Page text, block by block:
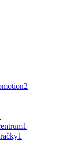
2
1
1